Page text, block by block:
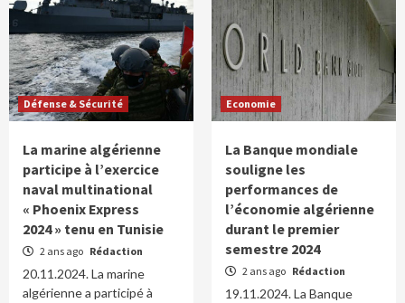
Défense & Sécurité
La marine algérienne
participe à l’exercice
naval multinational
« Phoenix Express
2024 » tenu en Tunisie
2 ans ago Rédaction
20.11.2024. La marine
algérienne a participé à
Economie
La Banque mondiale
souligne les
performances de
l’économie algérienne
durant le premier
semestre 2024
2 ans ago Rédaction
19.11.2024. La Banque